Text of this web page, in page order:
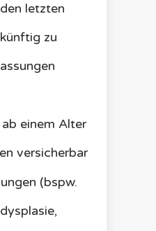
letzten
zu
einem Alter
versicherbar
(bspw.